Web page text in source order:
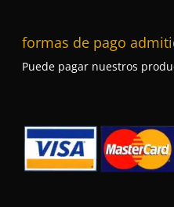
formas de pago
Puede pagar nuestros